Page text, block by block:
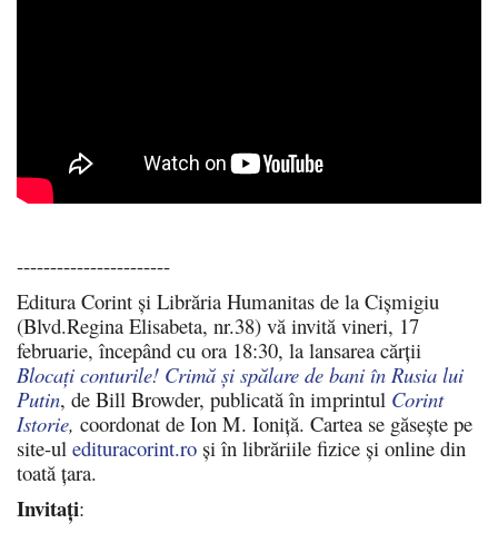
-----------------------
Editura Corint și Librăria Humanitas de la Cișmigiu
(Blvd.Regina Elisabeta, nr.38) vă invită vineri, 17
februarie, începând cu ora 18:30, la lansarea cărții
Blocați conturile! Crimă și spălare de bani în Rusia lui
Putin, de Bill Browder, publicată în imprintul Corint
Istorie, coordonat de Ion M. Ioniță. Cartea se găsește pe
site-ul edituracorint.ro și în librăriile fizice și online din
toată țara.
Invitați: